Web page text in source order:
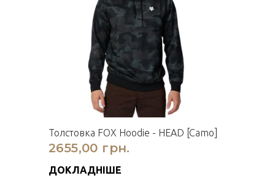
Толстовка FOX Hoodie - HEAD [Camo]
2655,00 грн.
ДОКЛАДНІШЕ